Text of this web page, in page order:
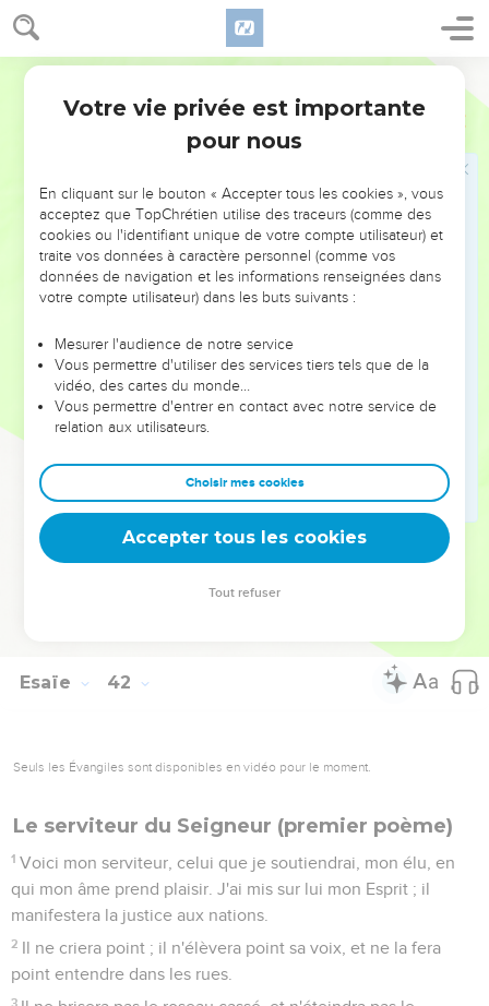
Esaïe 41
Qu'ils les exposent ! Qu'ils nous déclarent ce qui doit
arriver ! Vos premières prédictions, quelles furent-elles ?
Déclarez-nous-le et nous y ferons attention, et nous en
Annoncez les choses qui arriveront plus tard, et nous
saurons que vous êtes des dieux. Faites aussi du bien, ou du
Voici, vous êtes moins que rien, et ce que vous faites est
le néant même ; c'est une abomination, que de se complaire
en vous.
Je l'ai suscité de l'Aquilon, et il est venu ; de l'Orient il
boue, comme le potier foule l'argile.
Qui l'a déclaré dès le commencement, pour que nous le
sachions ? Qui l'a dit à l'avance, que nous disions : Il est
juste ? Mais personne ne l'a déclaré, personne ne l'a fait
entendre, personne n'a entendu vos paroles.
C'est moi, qui le premier ai dit à Sion : Les voici, les voici ;
j'enverrai à Jérusalem un messager de bonnes nouvelles.
J'ai regardé, il n'y avait personne, point de conseiller à
Esaïe 42
Seuls les Évangiles sont disponibles en vidéo pour le moment.
Le serviteur du Seigneur (premier poème)
1 Voici mon serviteur, celui que je soutiendrai, mon élu, en
qui mon âme prend plaisir. J'ai mis sur lui mon Esprit ; il
manifestera la justice aux nations.
2 Il ne criera point ; il n'élèvera point sa voix, et ne la fera
point entendre dans les rues.
3
Votre vie privée est importante
pour nous
En cliquant sur le bouton « Accepter tous les cookies », vous
acceptez que TopChrétien utilise des traceurs (comme des
cookies ou l'identifiant unique de votre compte utilisateur) et
traite vos données à caractère personnel (comme vos
données de navigation et les informations renseignées dans
votre compte utilisateur) dans les buts suivants :
Mesurer l'audience de notre service
Vous permettre d'utiliser des services tiers tels que de la
vidéo, des cartes du monde…
Vous permettre d'entrer en contact avec notre service de
relation aux utilisateurs.
Choisir mes cookies
Accepter tous les cookies
Tout refuser